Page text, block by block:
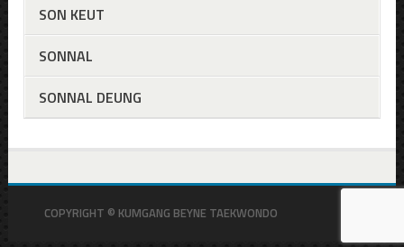
SON KEUT
SONNAL
SONNAL DEUNG
COPYRIGHT © KUMGANG BEYNE TAEKWONDO